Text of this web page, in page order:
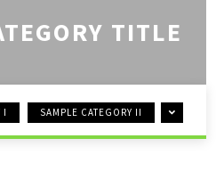
TITLE
I SAMPLE CATEGORY II